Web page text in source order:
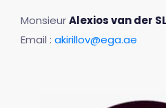
MonsieurAlexios van der
Email : akirillov@ega.ae